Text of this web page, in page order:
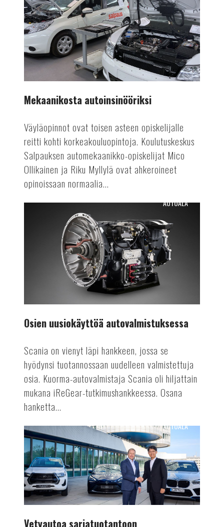
Mekaanikosta autoinsinööriksi
Väyläopinnot ovat toisen asteen opiskelijalle
reitti kohti korkeakouluopintoja. Koulutuskeskus
Salpauksen automekaanikko-opiskelijat Mico
Ollikainen ja Riku Myllylä ovat ahkeroineet
opinoissaan normaalia...
autovalmistuksessa
AUTOALA
Osien uusiokäyttöä autovalmistuksessa
Scania on vienyt läpi hankkeen, jossa se
hyödynsi tuotannossaan uudelleen valmistettuja
osia. Kuorma-autovalmistaja Scania oli hiljattain
mukana iReGear-tutkimushankkeessa. Osana
hanketta...
Vetyautoa
sarjatuotantoon
AUTOALA
Vetyautoa sarjatuotantoon